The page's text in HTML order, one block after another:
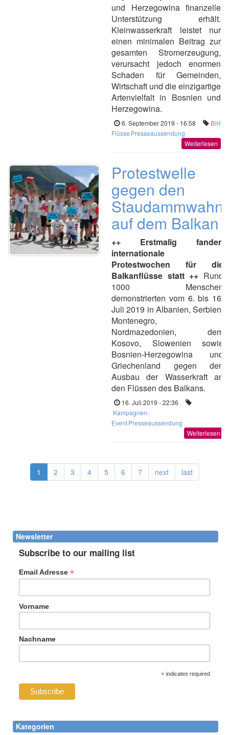
und Herzegowina finanzelle
Unterstützung erhält.
Kleinwasserkraft leistet nur
einen minimalen Beitrag zur
gesamten Stromerzeugung,
verursacht jedoch enormen
Schaden für Gemeinden,
Wirtschaft und die einzigartige
Artenvielfalt in Bosnien und
Herzegowina.
6. September 2019 - 16:58
BiH
Flüsse Presseaussendung
Weiterlesen
Protestwelle
gegen den
Staudammwahn
auf dem Balkan
++ Erstmalig fanden
internationale
Protestwochen für die
Balkanflüsse statt ++ Rund
1000 Menschen
demonstrierten vom 6. bis 16.
Juli 2019 in Albanien, Serbien,
Montenegro,
Nordmazedonien, dem
Kosovo, Slowenien sowie
Bosnien-Herzegowina und
Griechenland gegen den
Ausbau der Wasserkraft an
den Flüssen des Balkans.
16. Juli 2019 - 22:36
Kampagnen-
EventPresseaussendung
Weiterlesen
1 2 3 4 5 6 7 next last
Newsletter
Subscribe to our mailing list
Email Adresse*
Vorname
Nachname
* indicates required
Kategorien